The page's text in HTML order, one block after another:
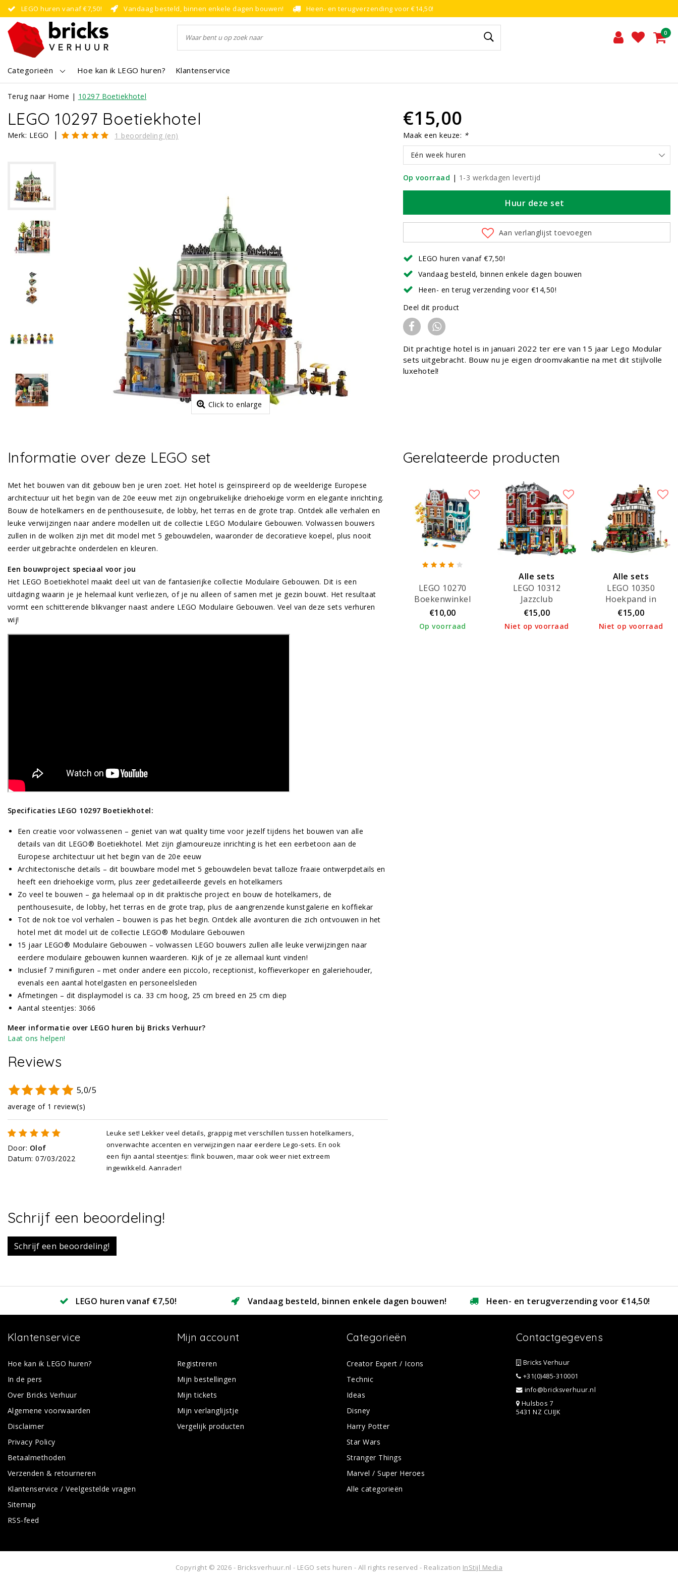
LEGO huren vanaf €7,50! Vandaag besteld, binnen enkele dagen bouwen! Heen- en terugverzending voor €14,50!
0
Categorieën Hoe kan ik LEGO huren? Klantenservice
Terug naar Home | 10297 Boetiekhotel
LEGO 10297 Boetiekhotel
Merk: LEGO | 1 beoordeling (en)
Click to enlarge
€15,00
Maak een keuze: *
Eén week huren
Op voorraad | 1-3 werkdagen levertijd
Huur deze set
Aan verlanglijst toevoegen
LEGO huren vanaf €7,50!
Vandaag besteld, binnen enkele dagen bouwen
Heen- en terug verzending voor €14,50!
Deel dit product
Dit prachtige hotel is in januari 2022 ter ere van 15 jaar Lego Modular
sets uitgebracht. Bouw nu je eigen droomvakantie na met dit stijlvolle
luxehotel!
Informatie over deze LEGO set
Met het bouwen van dit gebouw ben je uren zoet. Het hotel is geïnspireerd op de weelderige Europese
architectuur uit het begin van de 20e eeuw met zijn ongebruikelijke driehoekige vorm en elegante inrichting.
Bouw de hotelkamers en de penthousesuite, de lobby, het terras en de grote trap. Ontdek alle verhalen en
leuke verwijzingen naar andere modellen uit de collectie LEGO Modulaire Gebouwen. Volwassen bouwers
zullen in de wolken zijn met dit model met 5 gebouwdelen, waaronder de decoratieve koepel, plus nooit
eerder uitgebrachte onderdelen en kleuren.
Een bouwproject speciaal voor jou
Het LEGO Boetiekhotel maakt deel uit van de fantasierijke collectie Modulaire Gebouwen. Dit is een
uitdaging waarin je je helemaal kunt verliezen, of je nu alleen of samen met je gezin bouwt. Het resultaat
vormt een schitterende blikvanger naast andere LEGO Modulaire Gebouwen. Veel van deze sets verhuren
wij!
Specificaties LEGO 10297 Boetiekhotel:
Een creatie voor volwassenen – geniet van wat quality time voor jezelf tijdens het bouwen van alle
details van dit LEGO® Boetiekhotel. Met zijn glamoureuze inrichting is het een eerbetoon aan de
Europese architectuur uit het begin van de 20e eeuw
Architectonische details – dit bouwbare model met 5 gebouwdelen bevat talloze fraaie ontwerpdetails en
heeft een driehoekige vorm, plus zeer gedetailleerde gevels en hotelkamers
Zo veel te bouwen – ga helemaal op in dit praktische project en bouw de hotelkamers, de
penthousesuite, de lobby, het terras en de grote trap, plus de aangrenzende kunstgalerie en koffiekar
Tot de nok toe vol verhalen – bouwen is pas het begin. Ontdek alle avonturen die zich ontvouwen in het
hotel met dit model uit de collectie LEGO® Modulaire Gebouwen
15 jaar LEGO® Modulaire Gebouwen – volwassen LEGO bouwers zullen alle leuke verwijzingen naar
eerdere modulaire gebouwen kunnen waarderen. Kijk of je ze allemaal kunt vinden!
Inclusief 7 minifiguren – met onder andere een piccolo, receptionist, koffieverkoper en galeriehouder,
evenals een aantal hotelgasten en personeelsleden
Afmetingen – dit displaymodel is ca. 33 cm hoog, 25 cm breed en 25 cm diep
Aantal steentjes: 3066
Meer informatie over LEGO huren bij Bricks Verhuur?
Laat ons helpen!
Reviews
5,0/5
average of 1 review(s)
Door: Olof
Datum:07/03/2022
Leuke set! Lekker veel details, grappig met verschillen tussen hotelkamers,
onverwachte accenten en verwijzingen naar eerdere Lego-sets. En ook
een fijn aantal steentjes: flink bouwen, maar ook weer niet extreem
ingewikkeld. Aanrader!
Schrijf een beoordeling!
Schrijf een beoordeling!
Gerelateerde producten
LEGO 10270
Boekenwinkel
€10,00
Op voorraad
Alle sets
verhuurd!
LEGO 10312
Jazzclub
€15,00
Niet op voorraad
Alle sets
verhuurd!
LEGO 10350
Hoekpand in
tudorstijl
€15,00
Niet op voorraad
LEGO huren vanaf €7,50! Vandaag besteld, binnen enkele dagen bouwen! Heen- en terugverzending voor €14,50!
Klantenservice
Hoe kan ik LEGO huren?
In de pers
Over Bricks Verhuur
Algemene voorwaarden
Disclaimer
Privacy Policy
Betaalmethoden
Verzenden & retourneren
Klantenservice / Veelgestelde vragen
Sitemap
RSS-feed
Mijn account
Registreren
Mijn bestellingen
Mijn tickets
Mijn verlanglijstje
Vergelijk producten
Categorieën
Creator Expert / Icons
Technic
Ideas
Disney
Harry Potter
Star Wars
Stranger Things
Marvel / Super Heroes
Alle categorieën
Contactgegevens
Bricks Verhuur
+31(0)485-310001
info@bricksverhuur.nl
Hulsbos 7
5431 NZ CUIJK
Copyright © 2026 - Bricksverhuur.nl - LEGO sets huren - All rights reserved - Realization InStijl Media